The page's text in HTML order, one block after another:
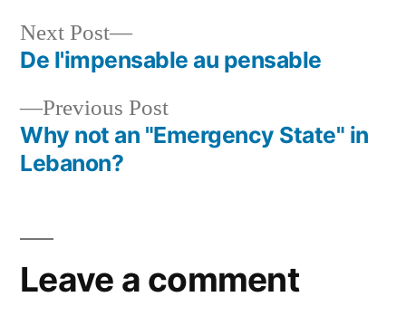
Post
navigation
Previous PostPrevious
post:
Why not an "Emergency State" in
Lebanon?
Next Post
Next
post:
De l'impensable au pensable
Leave a comment